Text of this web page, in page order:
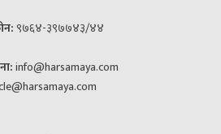
९७६४-३९७७४३/४४
info@harsamaya.com